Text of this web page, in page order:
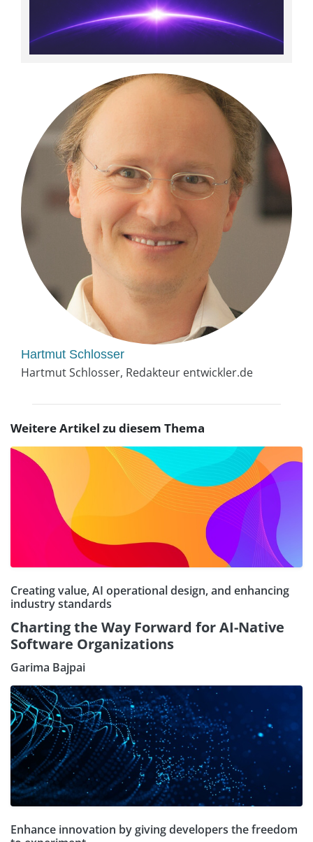
Hartmut Schlosser
Hartmut Schlosser, Redakteur entwickler.de
Weitere Artikel zu diesem Thema
Creating value, AI operational design, and enhancing
industry standards
Charting the Way Forward for AI-Native
Software Organizations
Garima Bajpai
Enhance innovation by giving developers the freedom